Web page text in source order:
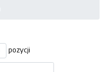
pozycji